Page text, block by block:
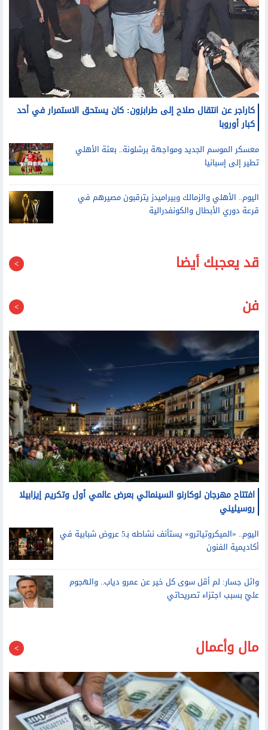
كاراجر عن انتقال صلاح إلى طرابزون: كان يستحق الاستمرار في أحد
كبار أوروبا
معسكر الموسم الجديد ومواجهة برشلونة.. بعثة الأهلي
تطير إلى إسبانيا
اليوم.. الأهلي والزمالك وبيراميدز يترقبون مصيرهم في
قرعة دوري الأبطال والكونفدرالية
قد يعجبك أيضا
فن
افتتاح مهرجان لوكارنو السينمائي بعرض عالمي أول وتكريم إيزابيلا
روسيليني
اليوم.. «الميكروتياترو» يستأنف نشاطه بـ5 عروض شبابية في
أكاديمية الفنون
وائل جسار: لم أقل سوى كل خير عن عمرو دياب.. والهجوم
عليّ بسبب اجتزاء تصريحاتي
مال وأعمال